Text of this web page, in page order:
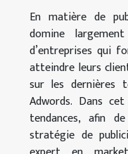
En matière de
domine
d’entreprises qui
atteindre leurs
sur les dernières
Adwords. Dans
tendances, afin
stratégie de